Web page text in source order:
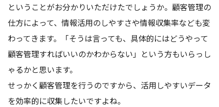
ということがお分かりいただけたでしょうか。顧客管理の
仕方によって、情報活用のしやすさや情報収集率なども変
わってきます。「そうは言っても、具体的にはどうやって
顧客管理すればいいのかわからない」という方もいらっし
ゃるかと思います。
せっかく顧客管理を行うのですから、活用しやすいデータ
を効率的に収集したいですよね。